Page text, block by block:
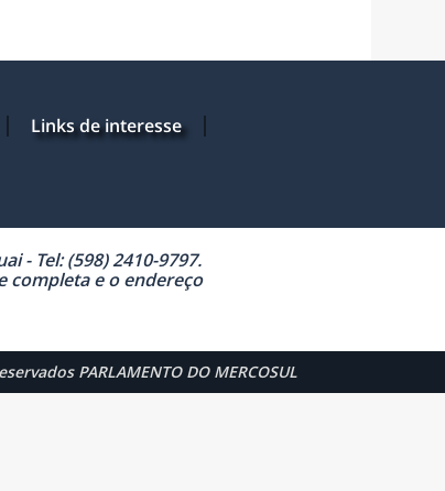
Links de interesse
- Tel: (598) 2410-9797.
completa e o endereço
PARLAMENTO DO MERCOSUL